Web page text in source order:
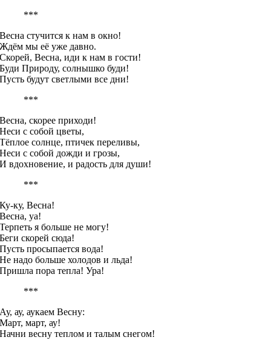
***
Весна стучится к нам в окно!
Ждём мы её уже давно.
Скорей, Весна, иди к нам в гости!
Буди Природу, солнышко буди!
Пусть будут светлыми все дни!
***
Весна, скорее приходи!
Неси с собой цветы,
Тёплое солнце, птичек переливы,
Неси с собой дожди и грозы,
И вдохновение, и радость для души!
***
Ку-ку, Весна!
Весна, уа!
Терпеть я больше не могу!
Беги скорей сюда!
Пусть просыпается вода!
Не надо больше холодов и льда!
Пришла пора тепла! Ура!
***
Ау, ау, аукаем Весну:
Март, март, ау!
Начни весну теплом и талым снегом!